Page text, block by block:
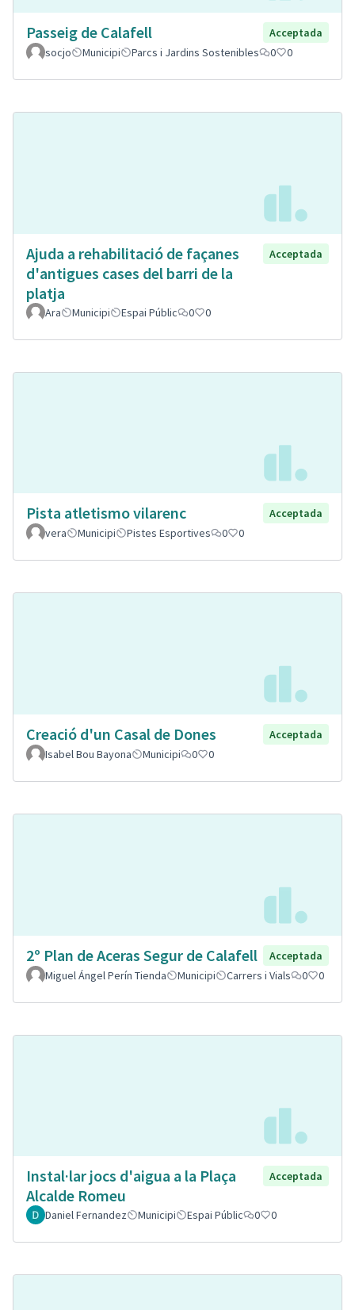
Passeig de Calafell
Acceptada
socjo
Municipi Parcs i Jardins Sostenibles 0 0
Ajuda a rehabilitació de façanes
d'antigues cases del barri de la
platja
Acceptada
Ara Municipi Espai Públic 0 0
Pista atletismo vilarenc
Acceptada
vera
Municipi Pistes Esportives 0 0
Creació d'un Casal de Dones
Acceptada
Isabel Bou Bayona
Municipi 0 0
2º Plan de Aceras Segur de Calafell
Acceptada
Miguel Ángel Perín Tienda
Municipi Carrers i Vials 0 0
Instal·lar jocs d'aigua a la Plaça
Alcalde Romeu
Acceptada
Daniel Fernandez Municipi Espai Públic 0 0